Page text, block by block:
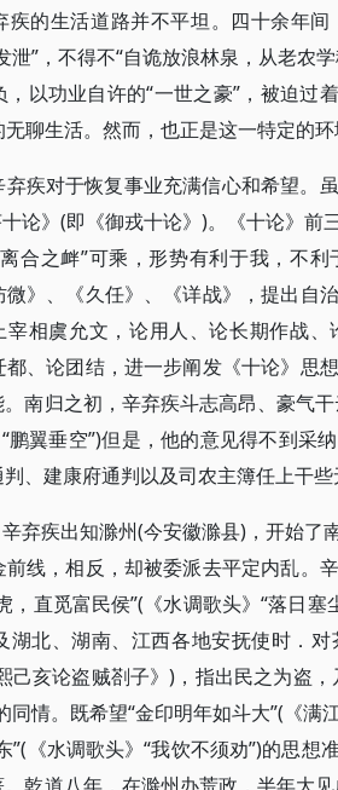
疾的生活道路并不平坦。四十余年
泄”，不得不“自诡放浪林泉，从老农
以功业自许的“一世之豪”，被迫过
无聊生活。然而，也正是这一特定的
疾对于恢复事业充满信心和希望。
论》(即《御戎十论》)。《十论》前
合之衅”可乘，形势有利于我，不
》、《久任》、《详战》，提出自
宰相虞允文，论用人、论长期作战
、论团结，进一步阐发《十论》思
南归之初，辛弃疾斗志高昂、豪气
鹏翼垂空”)但是，他的意见得不到采
、建康府通判以及司农主簿任上干些
弃疾出知滁州(今安徽滁县)，开始了
线，相反，却被委派去平定内乱。
，直觅富民侯”(《水调歌头》“落日
湖北、湖南、江西各地安抚使时．
己亥论盗贼剳子》)，指出民之为盗
同情。既希望“金印明年如斗大”(《满
”(《水调歌头》“我饮不须劝”)的思